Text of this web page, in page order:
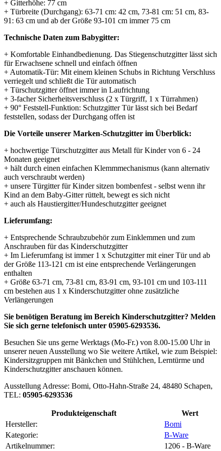
+ Gitterhöhe: 77 cm
+ Türbreite (Durchgang): 63-71 cm: 42 cm, 73-81 cm: 51 cm, 83-
91: 63 cm und ab der Größe 93-101 cm immer 75 cm
Technische Daten zum Babygitter:
+ Komfortable Einhandbedienung. Das Stiegenschutzgitter lässt sich
für Erwachsene schnell und einfach öffnen
+ Automatik-Tür: Mit einem kleinen Schubs in Richtung Verschluss
verriegelt und schließt die Tür automatisch
+ Türschutzgitter öffnet immer in Laufrichtung
+ 3-facher Sicherheitsverschluss (2 x Türgriff, 1 x Türrahmen)
+ 90° Feststell-Funktion: Schutzgitter Tür lässt sich bei Bedarf
feststellen, sodass der Durchgang offen ist
Die Vorteile unserer Marken-Schutzgitter im Überblick:
+ hochwertige Türschutzgitter aus Metall für Kinder von 6 - 24
Monaten geeignet
+ hält durch einen einfachen Klemmmechanismus (kann alternativ
auch verschraubt werden)
+ unsere Türgitter für Kinder sitzen bombenfest - selbst wenn ihr
Kind an dem Baby-Gitter rüttelt, bewegt es sich nicht
+ auch als Haustiergitter/Hundeschutzgitter geeignet
Lieferumfang:
+ Entsprechende Schraubzubehör zum Einklemmen und zum
Anschrauben für das Kinderschutzgitter
+ Im Lieferumfang ist immer 1 x Schutzgitter mit einer Tür und ab
der Größe 113-121 cm ist eine entsprechende Verlängerungen
enthalten
+ Größe 63-71 cm, 73-81 cm, 83-91 cm, 93-101 cm und 103-111
cm bestehen aus 1 x Kinderschutzgitter ohne zusätzliche
Verlängerungen
Sie benötigen Beratung im Bereich Kinderschutzgitter? Melden
Sie sich gerne telefonisch unter 05905-6293536.
Besuchen Sie uns gerne Werktags (Mo-Fr.) von 8.00-15.00 Uhr in
unserer neuen Ausstellung wo Sie weitere Artikel, wie zum Beispiel:
Kindersitzgruppen mit Bänkchen und Stühlchen, Lerntürme und
Kinderschutzgitter anschauen können.
Ausstellung Adresse: Bomi, Otto-Hahn-Straße 24, 48480 Schapen,
TEL: 05905-6293536
Produkteigenschaft
Wert
Hersteller:
Bomi
Kategorie:
B-Ware
Artikelnummer:
1206 - B-Ware